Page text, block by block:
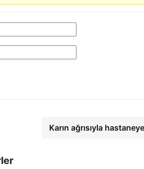
Karın ağrısıyla